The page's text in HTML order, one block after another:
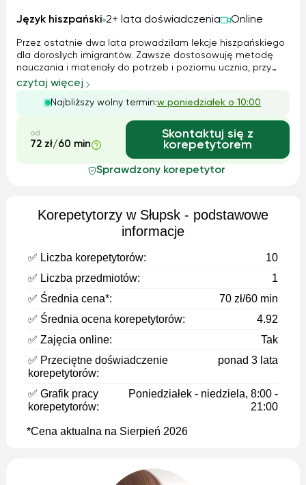
Język hiszpański 2+ lata doświadczenia Online
Przez ostatnie dwa lata prowadziƚam lekcje hiszpańskiego
dla dorosƚych imigrantów. Zawsze dostosowuję metodę
nauczania i materiaƚy do potrzeb i poziomu ucznia, przy
czym duży nacisk kƚadę na rozumienie ze sƚuchu - traktując
je jako klucz do efektywnego porozumiewania się – oraz na
umiejętność popraw...
czytaj więcej
Najbliższy wolny termin:w poniedziałek o 10:00
od
72 zł/60 min
Skontaktuj się z
korepetytorem
Sprawdzony korepetytor
Korepetytorzy w Słupsk - podstawowe
informacje
✅ Liczba korepetytorów:
10
✅ Liczba przedmiotów:
1
✅ Średnia cena*:
70 zł/60 min
✅ Średnia ocena korepetytorów:
4.92
✅ Zajęcia online:
Tak
✅ Przeciętne doświadczenie
korepetytorów:
ponad 3 lata
✅ Grafik pracy
korepetytorów:
Poniedziałek - niedziela, 8:00 -
21:00
*Cena aktualna na Sierpień 2026